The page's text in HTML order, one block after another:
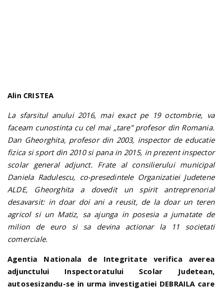
Alin CRISTEA
La sfarsitul anului 2016, mai exact pe 19 octombrie, va
faceam cunostinta cu cel mai „tare” profesor din Romania.
Dan Gheorghita, profesor din 2003, inspector de educatie
fizica si sport din 2010 si pana in 2015, in prezent inspector
scolar general adjunct. Frate al consilierului municipal
Daniela Radulescu, co-presedintele Organizatiei Judetene
ALDE, Gheorghita a dovedit un spirit antreprenorial
desavarsit: in doar doi ani a reusit, de la doar un teren
agricol si un Matiz, sa ajunga in posesia a jumatate de
milion de euro si sa devina actionar la 11 societati
comerciale.
Agentia Nationala de Integritate verifica averea
adjunctului Inspectoratului Scolar Judetean,
autosesizandu-se in urma investigatiei DEBRAILA care